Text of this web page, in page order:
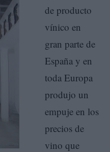
de producto
vínico en
gran parte de
España y en
toda Europa
produjo un
empuje en los
precios de
vino que